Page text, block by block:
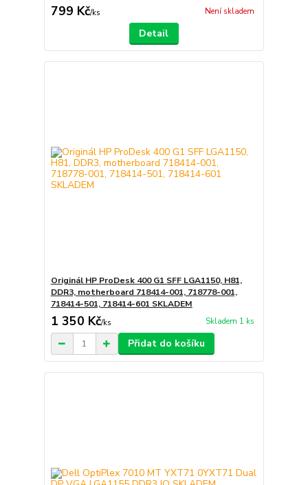
799 Kč/ks Není skladem
Detail
Originál HP ProDesk 400 G1 SFF LGA1150, H81,
DDR3, motherboard 718414-001, 718778-001,
718414-501, 718414-601 SKLADEM
1 350 Kč/ks Skladem 1 ks
Přidat do košíku